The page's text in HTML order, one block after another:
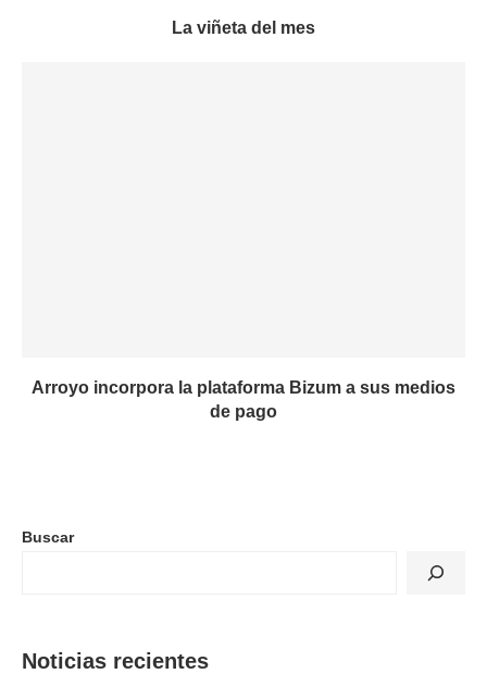
La viñeta del mes
Arroyo incorpora la plataforma Bizum a sus medios
de pago
Buscar
Noticias recientes